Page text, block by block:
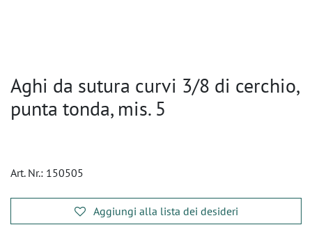
Aghi da sutura curvi 3/8 di cerchio,
punta tonda, mis. 5
Art. Nr.: 150505
Aggiungi alla lista dei desideri